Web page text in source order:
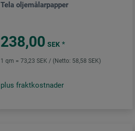
Tela oljemålarpapper
238,00 SEK *
1 qm = 73,23 SEK / (Netto: 58,58 SEK)
plus fraktkostnader